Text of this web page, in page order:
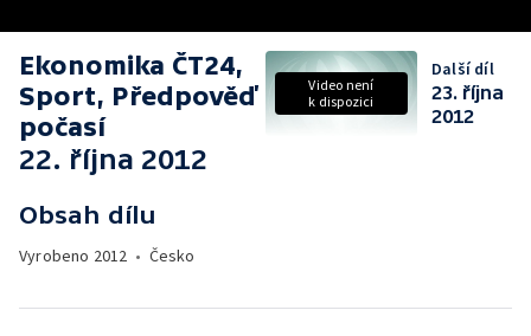
Ekonomika ČT24,
Sport, Předpověď
počasí
22. října 2012
Obsah dílu
Vyrobeno 2012 • Česko
Video není
k dispozici
Další díl
23. října
2012